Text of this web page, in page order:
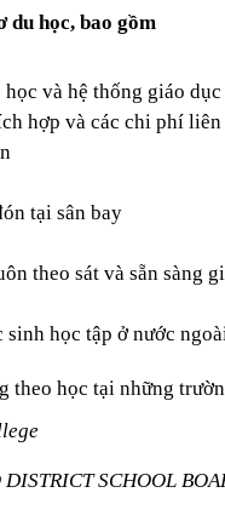
du học, bao gồm
và hệ thống giáo dục
hợp và các chi phí liên
tại sân bay
theo sát và sẵn sàng
học tập ở nước
theo học tại những
SCHOOL